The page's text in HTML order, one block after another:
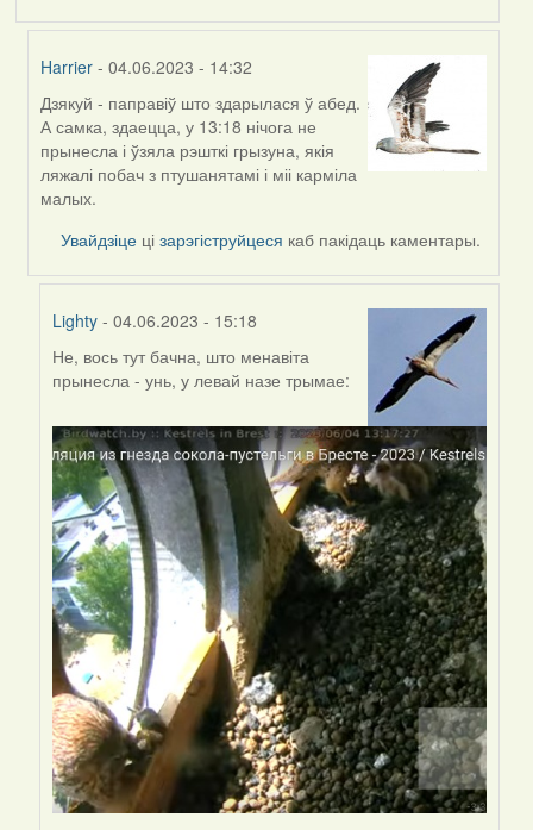
Harrier - 04.06.2023 - 14:32
In
reply
to
by
Lighty
Дзякуй - паправіў што здарылася ў абед.
А самка, здаецца, у 13:18 нічога не
прынесла і ўзяла рэшткі грызуна, якія
ляжалі побач з птушанятамі і міі карміла
малых.
Увайдзіце цізарэгіструйцеся каб пакідаць каментары.
Lighty - 04.06.2023 - 15:18
In
reply
by
Harrier
Не, вось тут бачна, што менавіта
прынесла - унь, у левай назе трымае: